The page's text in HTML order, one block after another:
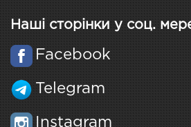
Наші сторінки у соц.
Facebook
Telegram
Instagram